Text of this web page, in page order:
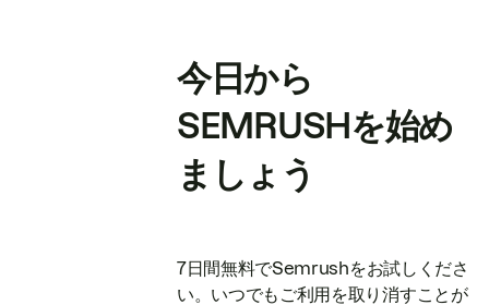
今日から
SEMRUSHを始め
ましょう
7日間無料でSemrushをお試しくださ
い。いつでもご利用を取り消すことが